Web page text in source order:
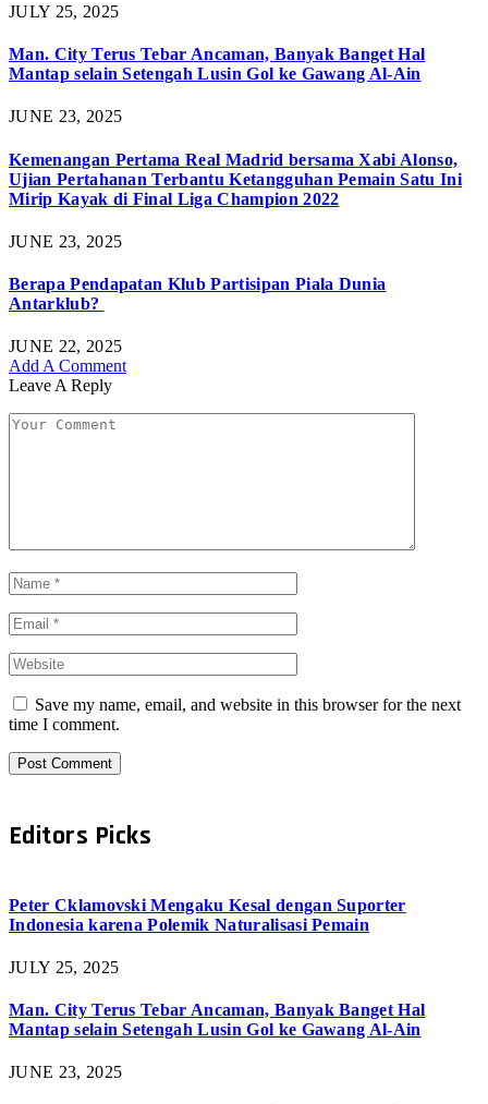
JULY 25, 2025
Man. City Terus Tebar Ancaman, Banyak Banget Hal
Mantap selain Setengah Lusin Gol ke Gawang Al-Ain
JUNE 23, 2025
Kemenangan Pertama Real Madrid bersama Xabi Alonso,
Ujian Pertahanan Terbantu Ketangguhan Pemain Satu Ini
Mirip Kayak di Final Liga Champion 2022
JUNE 23, 2025
Berapa Pendapatan Klub Partisipan Piala Dunia
Antarklub?
JUNE 22, 2025
Add A Comment
Leave A Reply
Save my name, email, and website in this browser for the next
time I comment.
Editors Picks
Peter Cklamovski Mengaku Kesal dengan Suporter
Indonesia karena Polemik Naturalisasi Pemain
JULY 25, 2025
Man. City Terus Tebar Ancaman, Banyak Banget Hal
Mantap selain Setengah Lusin Gol ke Gawang Al-Ain
JUNE 23, 2025